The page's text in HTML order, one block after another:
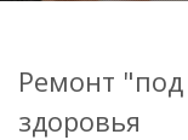
Ремонт
здоровья